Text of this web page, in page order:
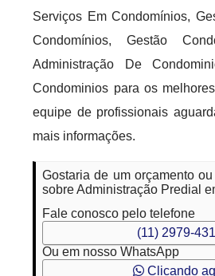
Serviços Em Condomínios,
Condomínios, Gestão
Administração De
Condominios para os
equipe de profissionais
mais informações.
Gostaria de um orçamento
sobre Administração Predial
Fale conosco pelo telefone
(11) 2979-
Ou em nosso WhatsApp
Clicando